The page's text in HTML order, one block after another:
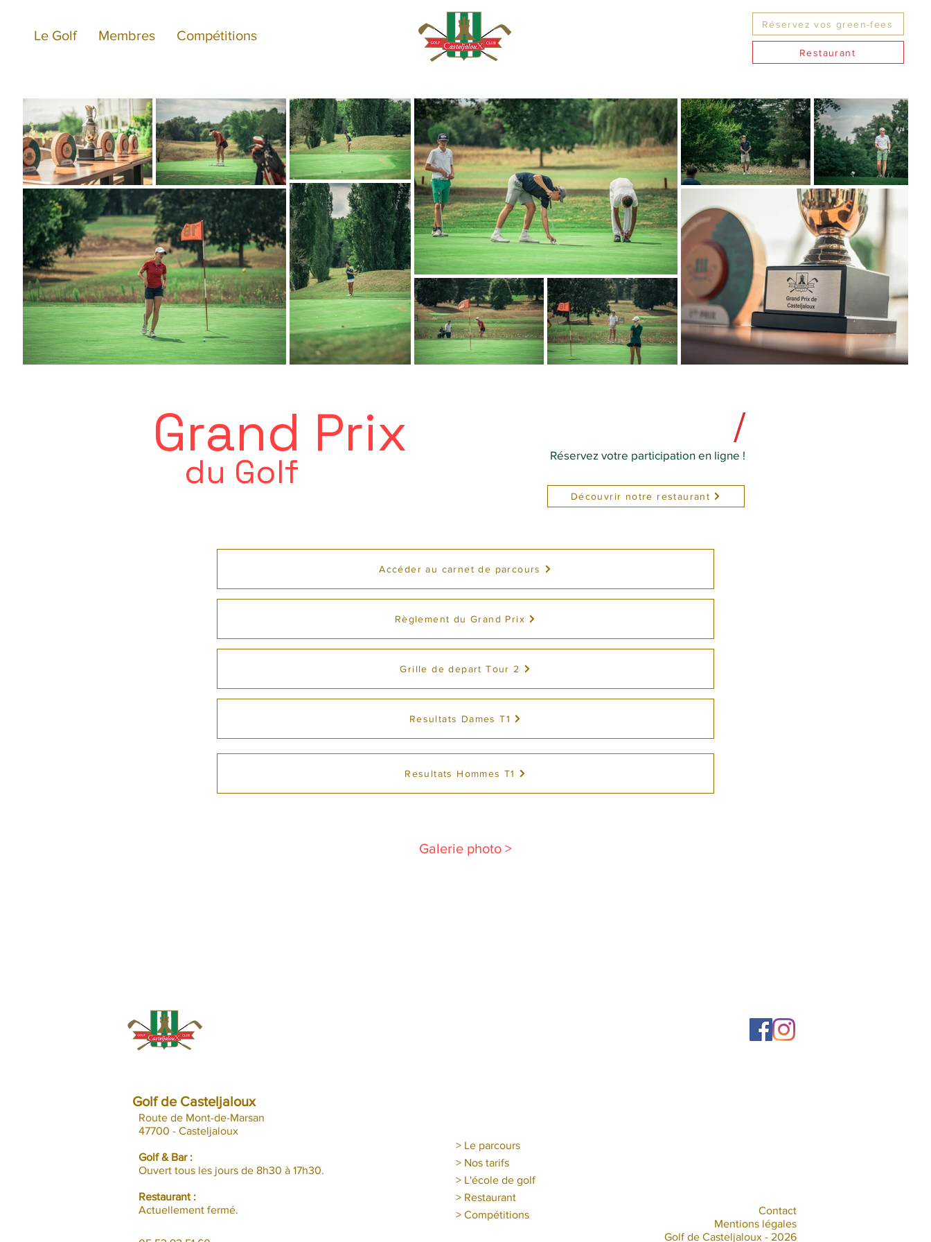
Le Golf Membres Compétitions
Réservez vos green-fees
Restaurant
Grand Prix
du Golf
/
Réservez votre participation en ligne !
Découvrir notre restaurant
Accéder au carnet de parcours
Règlement du Grand Prix
Grille de depart Tour 2
Resultats Dames T1
Resultats Hommes T1
Galerie photo >
Golf de Casteljaloux
Route de Mont-de-Marsan
47700 - Casteljaloux
Golf & Bar :
Ouvert tous les jours de 8h30 à 17h30.
Restaurant :
Actuellement fermé.
> Le parcours
> Nos tarifs
> L'école de golf
> Restaurant
> Compétitions
Contact
Mentions légales
Golf de Casteljaloux - 2026